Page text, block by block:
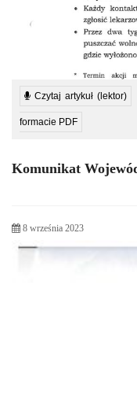
Czytaj artykuł (lektor)
formacie PDF
Komunikat
8 września 2023